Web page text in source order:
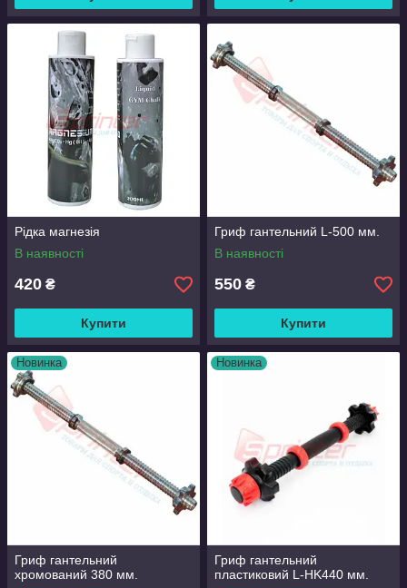
Рідка магнезія
В наявності
420 ₴
Купити
Гриф гантельний L-500 мм.
В наявності
550 ₴
Купити
Новинка
Гриф гантельний
хромований 380 мм.
Новинка
Гриф гантельний
пластиковий L-HK440 мм.